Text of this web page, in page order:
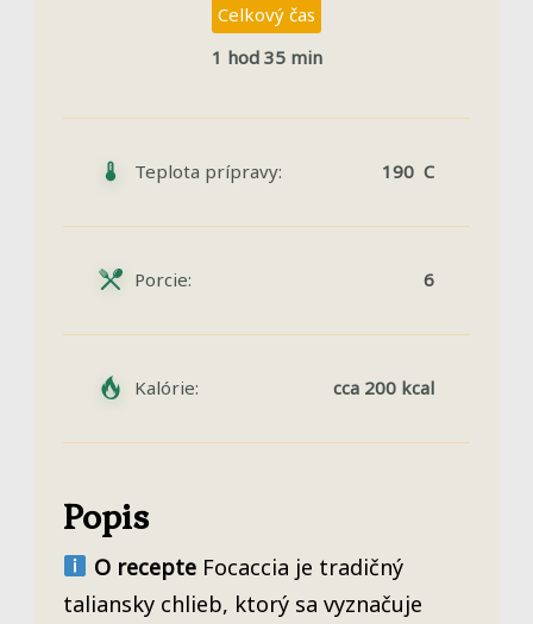
Celkový čas
1 hod 35 min
Teplota prípravy: 190 C
Porcie: 6
Kalórie: cca 200 kcal
Popis
O recepteFocaccia je tradičný
taliansky chlieb, ktorý sa vyznačuje